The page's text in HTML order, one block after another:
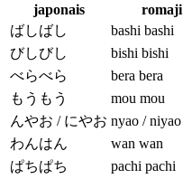
japonais
romaji
ばしばし
bashi bashi
びしびし
bishi bishi
べらべら
bera bera
もうもう
mou mou
んやお / にやお nyao / niyao
わんはん
wan wan
ぱちぱち
pachi pachi